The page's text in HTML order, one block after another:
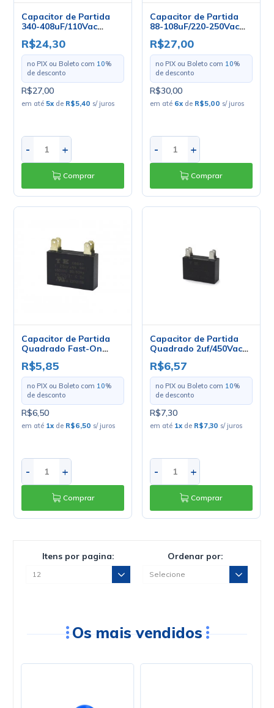
Capacitor de Partida
340-408uF/110Vac
50/60Hz - UL1-10
R$24,30
no PIX ou Boleto com 10%
de desconto
R$27,00
em até 5x de R$5,40 s/ juros
- +
Comprar
Capacitor de Partida
88-108uF/220-250Vac
50/60Hz
R$27,00
no PIX ou Boleto com 10%
de desconto
R$30,00
em até 6x de R$5,00 s/ juros
- +
Comprar
Capacitor de Partida
Quadrado Fast-On
R$5,85
no PIX ou Boleto com 10%
de desconto
R$6,50
em até 1x de R$6,50 s/ juros
- +
Comprar
Capacitor de Partida
Quadrado 2uf/450Vac
R$6,57
no PIX ou Boleto com 10%
de desconto
R$7,30
em até 1x de R$7,30 s/ juros
- +
Comprar
Itens por pagina: Ordenar por:
Os mais vendidos